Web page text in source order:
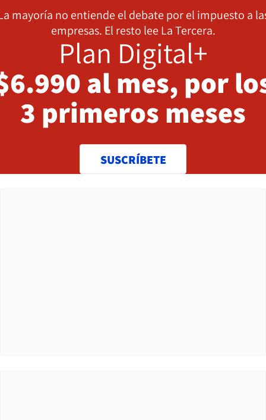
mayoría no entiende el debate por el impuesto a
empresas. El resto lee La Tercera.
Plan Digital+
al mes, por
3 primeros meses
SUSCRÍBETE